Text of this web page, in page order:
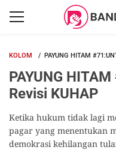
KOLOM PAYUNG HITAM
PAYUNG
Revisi KUHAP
Ketika hukum tidak lagi
pagar yang menentukan
demokrasi kehilangan